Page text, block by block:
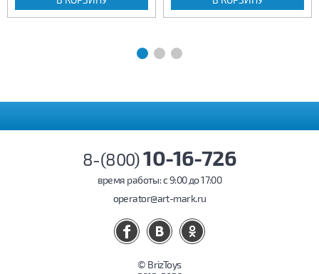
8-(800)10-16-726
время работы: c 9:00 до 17:00
operator@art-mark.ru
© BrizToys